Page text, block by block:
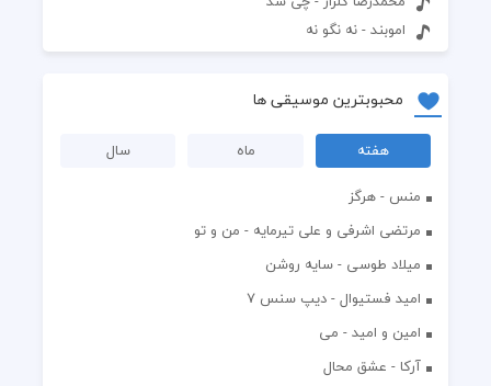
اموبند - نه نگو نه
محبوبترین موسیقی ها
هفته ماه
سال
منس - هرگز
مرتضی اشرفی و علی تیرمایه - من و تو
میلاد طوسی - سایه روشن
اميد فستيوال - ديپ سنس ۷
امین و امید - می
آرکا - عشق محال